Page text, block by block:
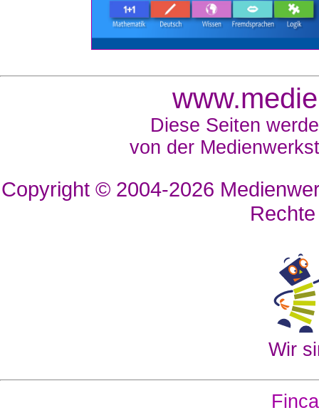
Diese Seiten
von der
Copyright © 2004-2026
Wir